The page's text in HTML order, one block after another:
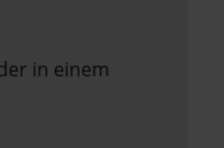
in einem